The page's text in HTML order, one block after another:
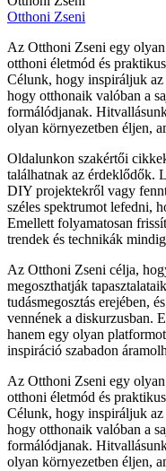
Otthoni Zseni
Az Otthoni Zseni egy
otthoni életmód és
Célunk, hogy inspiráljuk az
hogy otthonaik valóban a
formálódjanak.
olyan környezetben éljen,
Oldalunkon szakértői
találhatnak az érdeklődők.
DIY projektekről vagy
széles spektrumot lefedni,
Emellett folyamatosan
trendek és technikák
Az Otthoni Zseni célja,
megoszthatják
tudásmegosztás erejében,
vennének a diskurzusban.
hanem egy olyan
inspiráció szabadon
Az Otthoni Zseni egy
otthoni életmód és
Célunk, hogy inspiráljuk az
hogy otthonaik valóban a
formálódjanak.
olyan környezetben éljen,